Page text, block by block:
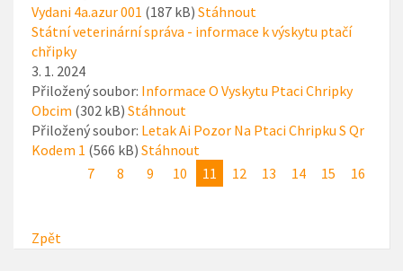
Vydani 4a.azur 001 (187 kB) Stáhnout
Státní veterinární správa - informace k výskytu ptačí
chřipky
3. 1. 2024
Přiložený soubor: Informace O Vyskytu Ptaci Chripky
Obcim (302 kB) Stáhnout
Přiložený soubor: Letak Ai Pozor Na Ptaci Chripku S Qr
Kodem 1 (566 kB) Stáhnout
7
8 9 10 11 12 13 14 15 16
Zpět